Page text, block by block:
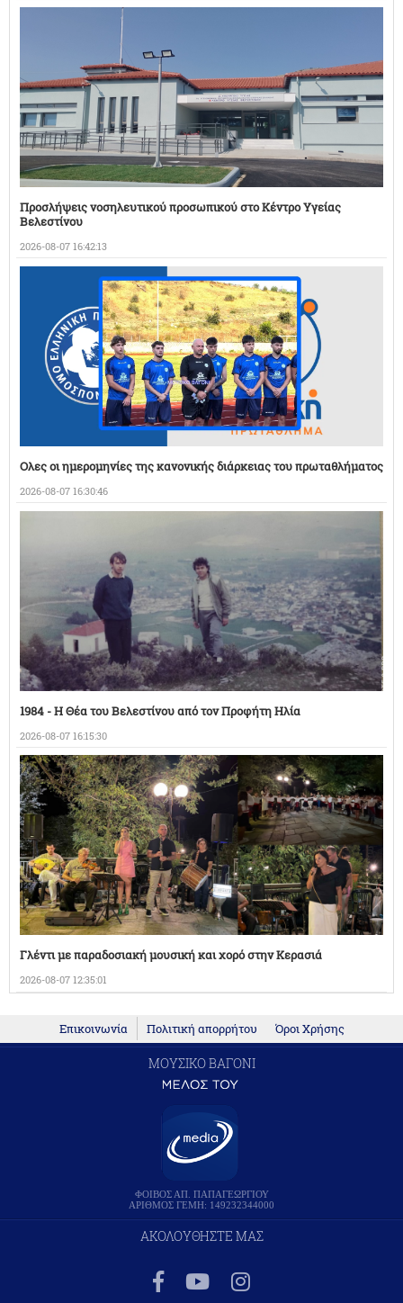
Προσλήψεις νοσηλευτικού προσωπικού στο Κέντρο Υγείας
Βελεστίνου
2026-08-07 16:42:13
Ολες οι ημερομηνίες της κανονικής διάρκειας του πρωταθλήματος
2026-08-07 16:30:46
1984 - Η Θέα του Βελεστίνου από τον Προφήτη Ηλία
2026-08-07 16:15:30
Γλέντι με παραδοσιακή μουσική και χορό στην Κερασιά
2026-08-07 12:35:01
Επικοινωνία Πολιτική απορρήτου Όροι Χρήσης
ΜΟΥΣΙΚΟ ΒΑΓΟΝΙ
ΦΟΙΒΟΣ ΑΠ. ΠΑΠΑΓΕΩΡΓΙΟΥ
ΑΡΙΘΜΟΣ ΓΕΜΗ: 149232344000
ΑΚΟΛΟΥΘΗΣΤΕ ΜΑΣ